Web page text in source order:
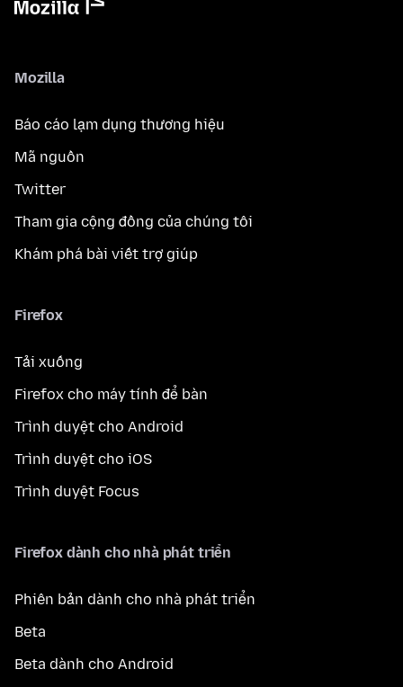
Mozilla
Báo cáo lạm dụng thương hiệu
Mã nguồn
Twitter
Tham gia cộng đồng của chúng tôi
Khám phá bài viết trợ giúp
Firefox
Tải xuống
Firefox cho máy tính để bàn
Trình duyệt cho Android
Trình duyệt cho iOS
Trình duyệt Focus
Firefox dành cho nhà phát triển
Phiên bản dành cho nhà phát triển
Beta
Beta dành cho Android